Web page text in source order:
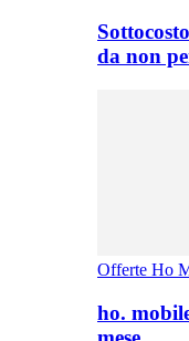
da non
Offerte Ho
ho.